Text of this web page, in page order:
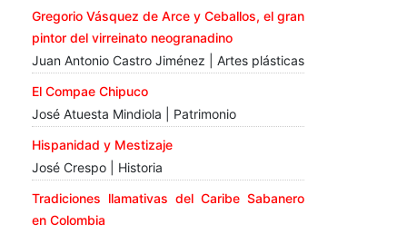
Gregorio Vásquez de Arce y Ceballos, el gran
pintor del virreinato neogranadino
Juan Antonio Castro Jiménez | Artes plásticas
El Compae Chipuco
José Atuesta Mindiola | Patrimonio
Hispanidad y Mestizaje
José Crespo | Historia
Tradiciones llamativas del Caribe Sabanero
en Colombia